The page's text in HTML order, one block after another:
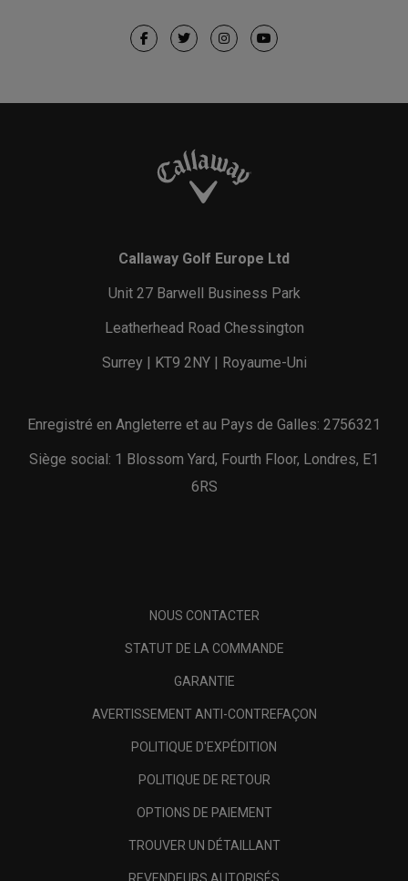
Callaway Golf Europe Ltd
Unit 27 Barwell Business Park
Leatherhead Road Chessington
Surrey | KT9 2NY | Royaume-Uni
Enregistré en Angleterre et au Pays de Galles: 2756321
Siège social: 1 Blossom Yard, Fourth Floor, Londres, E1
6RS
NOUS CONTACTER
STATUT DE LA COMMANDE
GARANTIE
AVERTISSEMENT ANTI-CONTREFAÇON
POLITIQUE D'EXPÉDITION
POLITIQUE DE RETOUR
OPTIONS DE PAIEMENT
TROUVER UN DÉTAILLANT